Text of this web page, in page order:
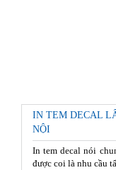
IN TEM DECAL
NỘI
In tem decal nói
được coi là nhu cầu